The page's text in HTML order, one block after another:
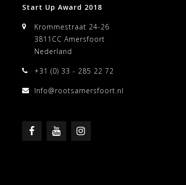
Start Up Award 2018
Krommestraat 24-26
3811CC Amersfoort
Nederland
+31 (0) 33 - 285 22 72
Info@rootsamersfoort.nl